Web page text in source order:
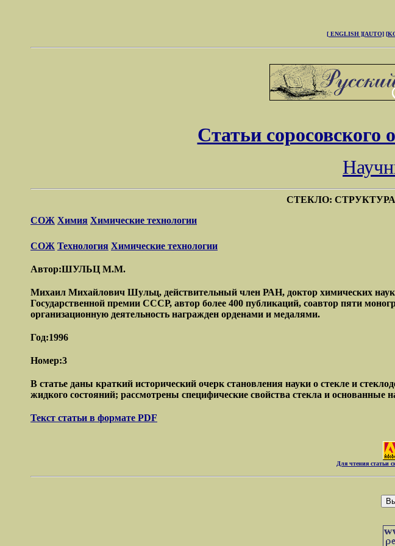
[ ENGLISH ][AUTO]
Статьи соросовского
СТЕКЛО:
СОЖ Химия Химические технологии
СОЖ Технология Химические технологии
Автор:ШУЛЬЦ М.М.
Михаил Михайлович Шульц, действительный член РАН, доктор химических
Государственной премии СССР, автор более 400 публикаций, соавтор пяти
организационную деятельность награжден орденами и медалями.
Год:1996
Номер:3
В статье даны краткий исторический очерк становления науки о стекле и
жидкого состояний; рассмотрены специфические свойства стекла и основанные
Текст статьи в формате PDF
Для чтения статьи